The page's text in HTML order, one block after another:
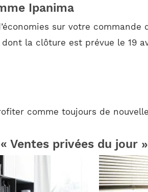
Ipanima
sur votre
la clôture est prévue le 19
comme toujours de
Ventes privées du jour »